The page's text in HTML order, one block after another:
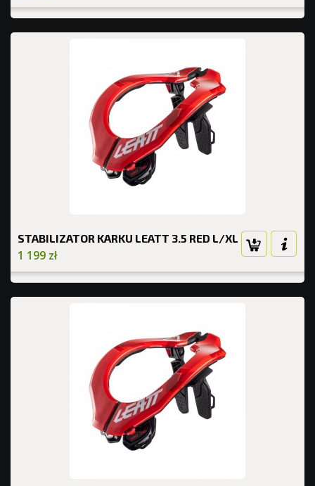
STABILIZATOR KARKU LEATT 3.5 RED L/XL
1 199 zł